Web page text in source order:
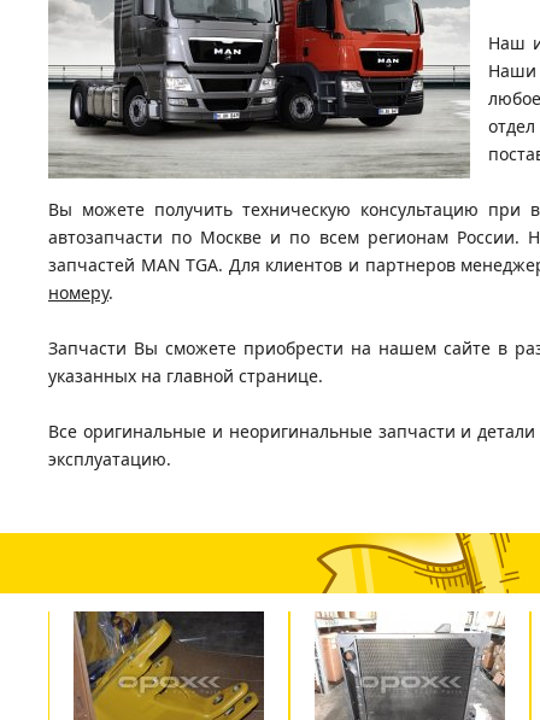
Наш
Наши
Вы можете получить техническую консультацию при
автозапчасти по Москве и по всем регионам
запчастей MAN TGA. Для клиентов и партнеров
номеру.
Запчасти Вы сможете приобрести на нашем сайте в
указанных на главной странице.
Все оригинальные и неоригинальные запчасти и
эксплуатацию.